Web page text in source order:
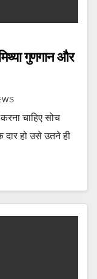
गुणगान और
चाहिए सोच
हो उसे उतने ही